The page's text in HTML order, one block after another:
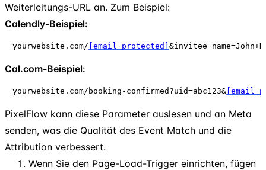
Weiterleitungs-URL an. Zum Beispiel:
Calendly-Beispiel:
yourwebsite.com/ [email protected]
Cal.com-Beispiel:
yourwebsite.com/booking-confirmed?uid=abc123& [email
PixelFlow kann diese Parameter auslesen und an Meta
senden, was die Qualität des Event Match und die
Attribution verbessert.
Wenn Sie den Page-Load-Trigger einrichten, fügen